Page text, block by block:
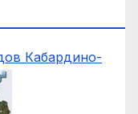
Кабардино-